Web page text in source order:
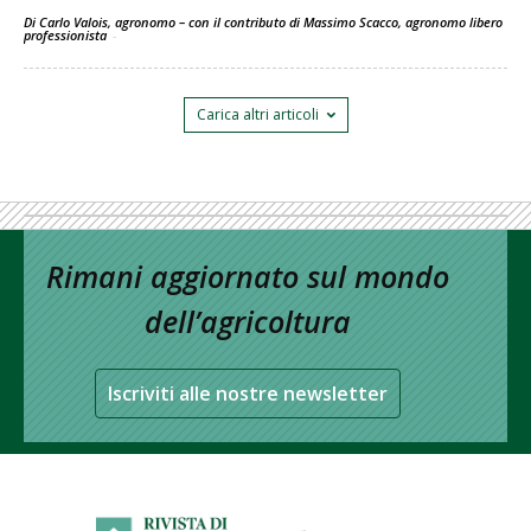
Di Carlo Valois, agronomo – con il contributo di Massimo Scacco, agronomo libero
professionista -
Carica altri articoli
Rimani aggiornato sul mondo
dell’agricoltura
Iscriviti alle nostre newsletter